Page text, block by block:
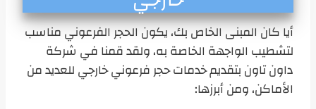
أيا كان المبنى الخاص بك، يكون الحجر الفرعوني مناسب
لتشطيب الواجهة الخاصة به، ولقد قمنا في شركة
داون تاون بتقديم خدمات حجر فرعوني خارجي للعديد من
الأماكن، ومن أبرزها: